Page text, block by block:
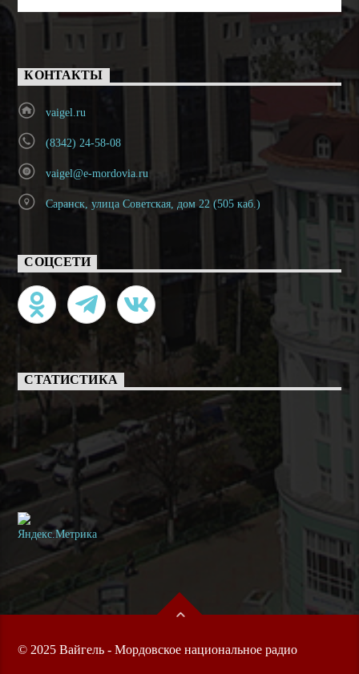
КОНТАКТЫ
vaigel.ru
(8342) 24-58-08
vaigel@e-mordovia.ru
Саранск, улица Советская, дом 22 (505 каб.)
СОЦСЕТИ
СТАТИСТИКА
© 2025 Вайгель - Мордовское национальное радио